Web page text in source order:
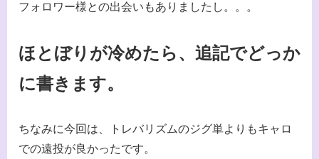
フォロワー様との出会いもありましたし。。。
ほとぼりが冷めたら、追記でどっか
に書きます。
ちなみに今回は、トレバリズムのジグ単よりもキャロ
での遠投が良かったです。